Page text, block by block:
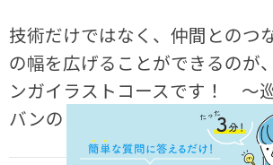
技術だけではなく、仲間とのつ
の幅を広げることができるのが
ンガイラストコースです！ ～
バンのご報告～